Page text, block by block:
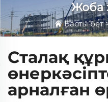
Жоба
Басты бет
Сталақ
арналған